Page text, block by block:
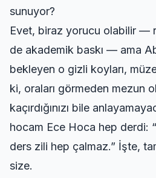
sunuyor?
Evet, biraz yorucu olabilir —
de akademik baskı — ama
bekleyen o gizli koyları,
ki, oraları görmeden mezun
kaçırdığınızı bile
hocam Ece Hoca hep derdi:
ders zili hep çalmaz.” İşte,
size.